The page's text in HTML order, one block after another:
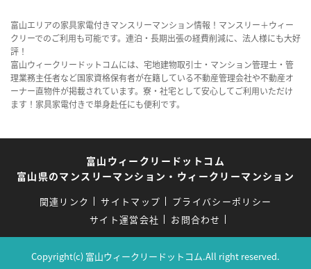
富山エリアの家具家電付きマンスリーマンション情報！マンスリー＋ウィー
クリーでのご利用も可能です。連泊・長期出張の経費削減に、法人様にも大好
評！
富山ウィークリードットコムには、宅地建物取引士・マンション管理士・管
理業務主任者など国家資格保有者が在籍している不動産管理会社や不動産オ
ーナー直物件が掲載されています。寮・社宅として安心してご利用いただけ
ます！家具家電付きで単身赴任にも便利です。
富山ウィークリードットコム
富山県のマンスリーマンション・ウィークリーマンション
関連リンク サイトマップ
プライバシーポリシー
サイト運営会社
お問合わせ
Copyright(c) 富山ウィークリードットコム.All right reserved.